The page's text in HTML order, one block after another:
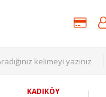
KADIKÖY